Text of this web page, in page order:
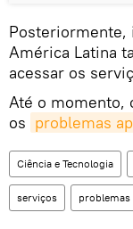
Posteriormente,
América Latina
acessar os
Até o momento,
os problemas
Ciência e Tecnologia
serviços problemas